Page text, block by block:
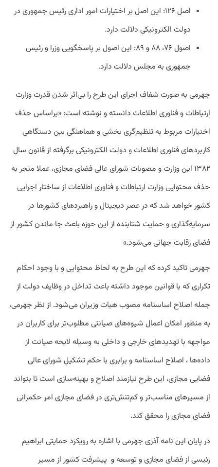
اصل ۱۲۶: این اصل بر اختیارات امور اداری رئیس جمهوری در
دولت الکترونیکی دلالت دارد.
اصول ۷۶، ۸۸ و ۸۹: این اصول بر پاسخگویی وزرا و رئیس
جمهوری به مجلس دلالت دارد.
جهرمی به صورت شفاف اجرای این طرح را بی‌اثر شدن قدرت وزارت
ارتباطات و فناوری اطلاعات دانسته و نوشته است: «براساس حذف
اختیارات مربوط به تنظیم‌گری بخشی و هماهنگی بین دستگاهی
کاربردهای فناوری اطلاعات و دولت الکترونیکی برگرفته از قانون سال
۱۳۸۲ این وزارت و مصوبات شورای عالی فضای مجازی، عملا منجر به
حذف محتوایی وزارت ارتباطات و فناوری اطلاعات از ساختار اجرایی
کشور خواهد شد که در عصر دیجیتال و راهبردهای کشورها در
سرمایه‌گذاری و حمایت شتابنده از این حوزه باعث جا ماندن کشور از
فضای رقابت جهانی می‌شود.»
جهرمی تاکید کرده که این طرح به لحاظ محتوایی و با وجود احکام
تکراری که با قوانین موجود داشته باعث تداخل در وظایف دولت از
جمله اصلاح اساسنامه مصوب هیات وزیران می‌شود. از نظر جهرمی،
به منظور امکان اعمال شیوه‌های صیانتی مطلوب‌تر برای کاربران در
مواجهه با تهدید‌های خارجی و داخلی به وسیله لایحه صیانت از
داده‌ها ، اصلاح اساسنامه و برابری با حکم تشکیل شورای عالی
فضایی مجازی، این طرح نیازمند اصلاح و بهینه‌سازی است تا بتواند
از مسیرهای مناسب‌تر و کم‌تنش‌تری در فضای مجازی امر حکمرانی
فضای مجازی را محقق کند.
در پایان این نامه آذری جهرمی با اشاره به رویکرد حمایتی ابراهیم
رئیسی از فضای مجازی و توسعه و پیشرفت کشور از مسیر